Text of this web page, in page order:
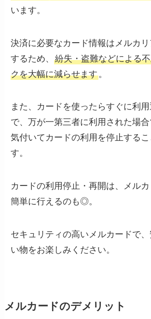
います。
決済に必要なカード情報はメルカ
するため、紛失・盗難などによる
クを大幅に減らせます。
また、カードを使ったらすぐに利
で、万が一第三者に利用された場
気付いてカードの利用を停止する
す。
カードの利用停止・再開は、メル
簡単に行えるのも◎。
セキュリティの高いメルカードで
い物をお楽しみください。
メルカードのデメリット